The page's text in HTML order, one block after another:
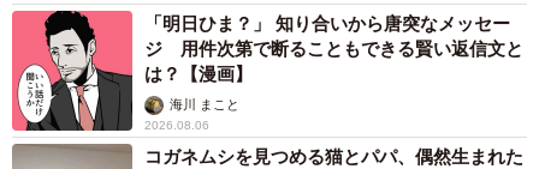
「明日ひま？」 知り合いから唐突なメッセー
ジ 用件次第で断ることもできる賢い返信文と
は？【漫画】
海川 まこと
2026.08.06
コガネムシを見つめる猫とパパ、偶然生まれた